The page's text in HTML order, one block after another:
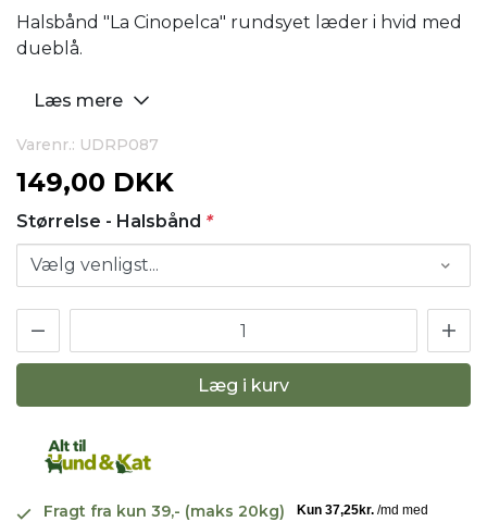
Halsbånd "La Cinopelca" rundsyet læder i hvid med
dueblå.
Læs mere
Varenr.: UDRP087
149,00 DKK
Størrelse - Halsbånd *
Læg i kurv
Fragt fra kun 39,- (maks 20kg)